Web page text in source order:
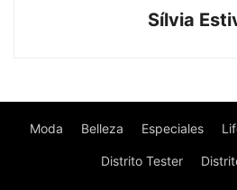
Sílvia
Moda Belleza Especiales
Distrito Tester